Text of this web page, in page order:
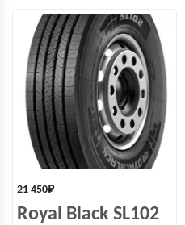
21 450₽
Royal Black SL102